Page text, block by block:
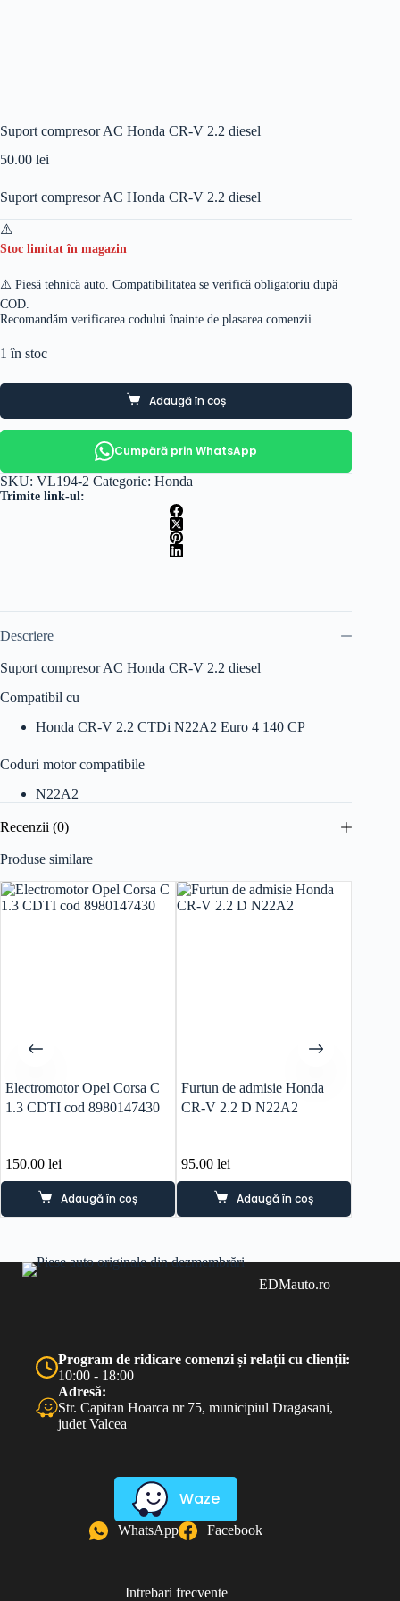
Suport compresor AC Honda CR-V 2.2 diesel
50.00 lei
Suport compresor AC Honda CR-V 2.2 diesel
Stoc limitat în magazin
⚠️ Piesă tehnică auto. Compatibilitatea se verifică obligatoriu după
COD.
Recomandăm verificarea codului înainte de plasarea comenzii.
1 în stoc
Adaugă în coș
Cumpără prin WhatsApp
SKU: VL194-2 Categorie: Honda
Trimite link-ul:
Descriere
Suport compresor AC Honda CR-V 2.2 diesel
Compatibil cu
Honda CR-V 2.2 CTDi N22A2 Euro 4 140 CP
Coduri motor compatibile
N22A2
Recenzii (0)
Produse similare
Electromotor Opel Corsa C
1.3 CDTI cod 8980147430
150.00 lei
Adaugă în coș
Furtun de admisie Honda
CR-V 2.2 D N22A2
95.00lei
Adaugă în coș
EDMauto.ro
Program de ridicare comenzi și relații cu clienții:
10:00 - 18:00
Adresă:
Str. Capitan Hoarca nr 75, municipiul Dragasani,
judet Valcea
Waze
WhatsApp Facebook
Intrebari frecvente